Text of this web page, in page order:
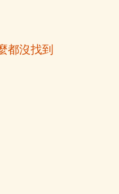
都沒找到